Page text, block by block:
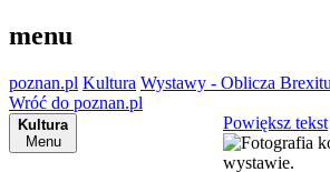
menu
poznan.pl Kultura Wystawy - Oblicza
Wróć do poznan.pl
Kultura
Menu
Powiększ tekst